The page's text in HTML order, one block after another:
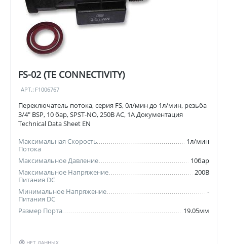
FS-02 (TE CONNECTIVITY)
АРТ.: F1006767
Переключатель потока, серия FS, 0л/мин до 1л/мин, резьба
3/4" BSP, 10 бар, SPST-NO, 250В AC, 1А Документация
Technical Data Sheet EN
Максимальная Скорость
Потока
1л/мин
Максимальное Давление
10бар
Максимальное Напряжение
Питания DC
200В
Минимальное Напряжение
Питания DC
-
Размер Порта 19.05мм
НЕТ ДАННЫХ